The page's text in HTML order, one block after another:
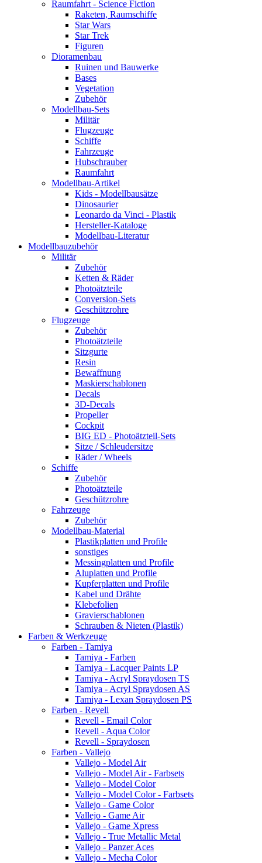
Raumfahrt - Science Fiction
Raketen, Raumschiffe
Star Wars
Star Trek
Figuren
Dioramenbau
Ruinen und Bauwerke
Bases
Vegetation
Zubehör
Modellbau-Sets
Militär
Flugzeuge
Schiffe
Fahrzeuge
Hubschrauber
Raumfahrt
Modellbau-Artikel
Kids - Modellbausätze
Dinosaurier
Leonardo da Vinci - Plastik
Hersteller-Kataloge
Modellbau-Literatur
Modellbauzubehör
Militär
Zubehör
Ketten & Räder
Photoätzteile
Conversion-Sets
Geschützrohre
Flugzeuge
Zubehör
Photoätzteile
Sitzgurte
Resin
Bewaffnung
Maskierschablonen
Decals
3D-Decals
Propeller
Cockpit
BIG ED - Photoätzteil-Sets
Sitze / Schleudersitze
Räder / Wheels
Schiffe
Zubehör
Photoätzteile
Geschützrohre
Fahrzeuge
Zubehör
Modellbau-Material
Plastikplatten und Profile
sonstiges
Messingplatten und Profile
Aluplatten und Profile
Kupferplatten und Profile
Kabel und Drähte
Klebefolien
Gravierschablonen
Schrauben & Nieten (Plastik)
Farben & Werkzeuge
Farben - Tamiya
Tamiya - Farben
Tamiya - Lacquer Paints LP
Tamiya - Acryl Spraydosen TS
Tamiya - Acryl Spraydosen AS
Tamiya - Lexan Spraydosen PS
Farben - Revell
Revell - Email Color
Revell - Aqua Color
Revell - Spraydosen
Farben - Vallejo
Vallejo - Model Air
Vallejo - Model Air - Farbsets
Vallejo - Model Color
Vallejo - Model Color - Farbsets
Vallejo - Game Color
Vallejo - Game Air
Vallejo - Game Xpress
Vallejo - True Metallic Metal
Vallejo - Panzer Aces
Vallejo - Mecha Color